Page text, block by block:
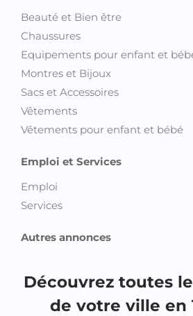
Beauté et Bien être
Chaussures
Equipements pour enfant et
Montres et Bijoux
Sacs et Accessoires
Vêtements
Vêtements pour enfant et bébé
Emploi et Services
Emploi
Services
Autres annonces
Découvrez toutes
de votre ville en